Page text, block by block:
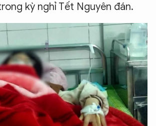
kỳ nghỉ Tết Nguyên đán.